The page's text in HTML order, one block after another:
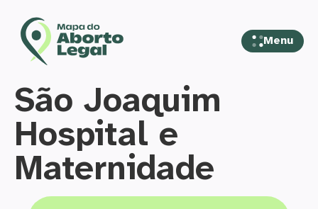
Menu
São Joaquim
Hospital e
Maternidade